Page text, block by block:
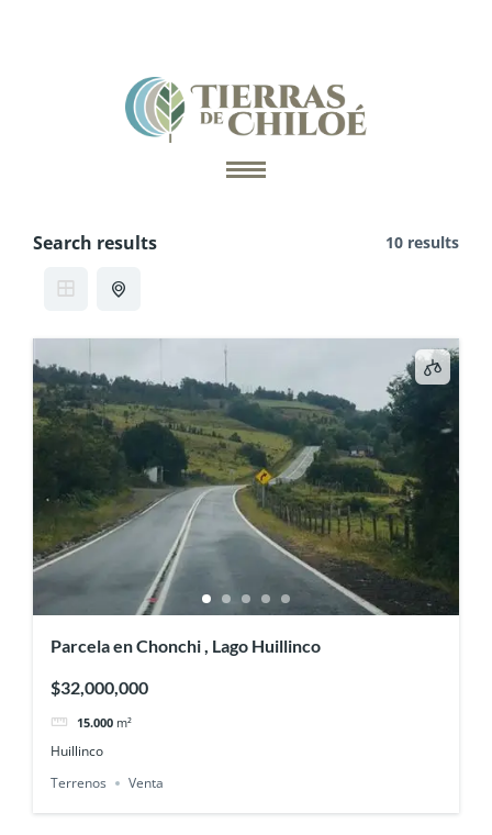
Search results 10 results
Parcela en Chonchi , Lago Huillinco
$32,000,000
15.000 m²
Huillinco
Terrenos
Venta